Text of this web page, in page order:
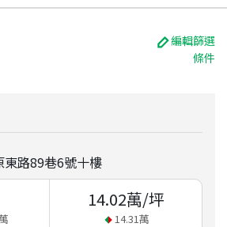
編輯篩選
條件
路89巷6號十樓
14.02萬/坪
14.31萬